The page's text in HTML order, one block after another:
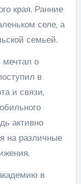
края. Ранние
селе, а
семьей.
о
в
и связи,
активно
на различные
в